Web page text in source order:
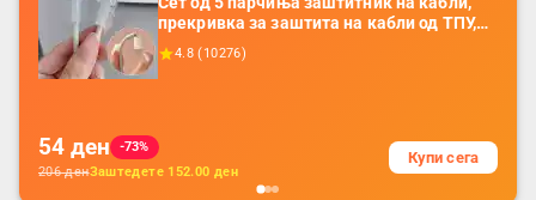
прекривка за заштита на кабли од ТПУ,
додатоци за заштита на кабли, без
батерија, за мобилни телефони, комплет
4.8 ( 10276)
54 ден
-73%
206денЗаштедете 152.00 ден
Купи сега